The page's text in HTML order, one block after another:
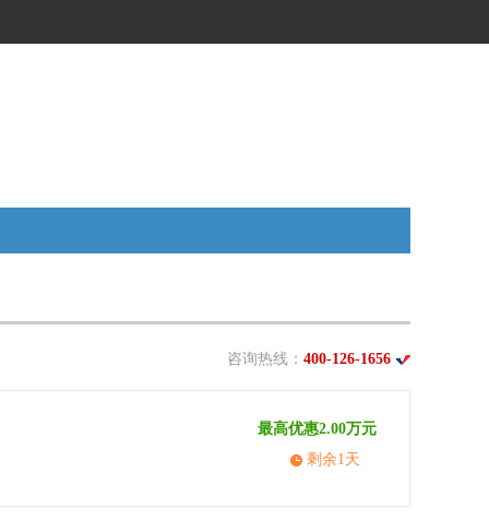
咨询热线： 400-126-1656
最高优惠2.00万元
剩余1天